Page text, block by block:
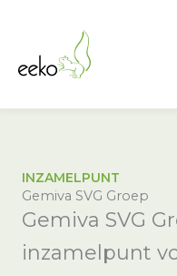
inhoud
INZAMELPUNT
Gemiva SVG Groep
Gemiva SVG
inzamelpunt